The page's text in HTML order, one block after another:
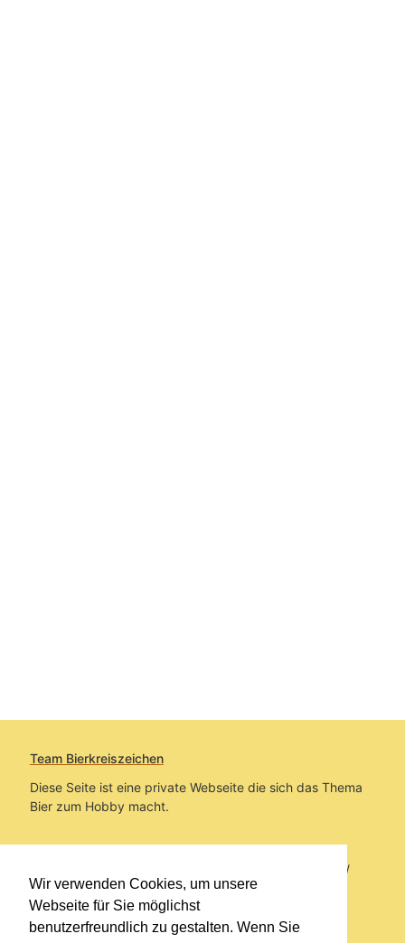
Wir verwenden Cookies, um unsere
Webseite für Sie möglichst
benutzerfreundlich zu gestalten. Wenn Sie
Team Bierkreiszeichen
Diese Seite ist eine private Webseite die sich das Thema
Bier zum Hobby macht.
Sie befinden sich auf https://www.bierkreiszeichen.at/
im Pfad:Bierkreiszeichen/Gesammelte Biere
Erstellt: 2026-08-10